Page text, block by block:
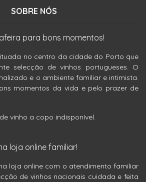
SOBRE NÓS
para bons momentos!
no centro da cidade do Porto que
selecção de vinhos portugueses. O
e o ambiente familiar e intimista.
momentos da vida e pelo prazer de
vinho a copo indisponível.
loja online familiar!
loja online com o atendimento familiar
de vinhos nacionais cuidada e feita